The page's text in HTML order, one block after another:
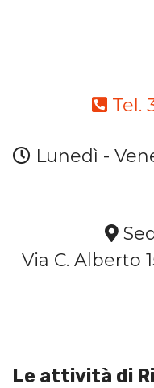
Tel.
Lunedì -
Via C. Alberto
Le attività di